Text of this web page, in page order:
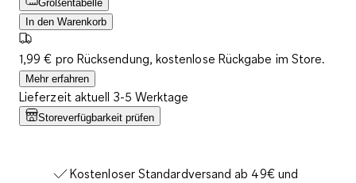
Größentabelle
In den Warenkorb
1,99 € pro Rücksendung, kostenlose Rückgabe im Store.
Mehr erfahren
Lieferzeit aktuell 3-5 Werktage
Storeverfügbarkeit prüfen
Kostenloser Standardversand ab 49€ und